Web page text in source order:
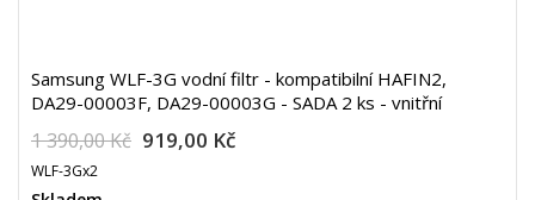
Samsung WLF-3G vodní filtr - kompatibilní HAFIN2,
DA29-00003F, DA29-00003G - SADA 2 ks - vnitřní
1 390,00 Kč 919,00 Kč
WLF-3Gx2